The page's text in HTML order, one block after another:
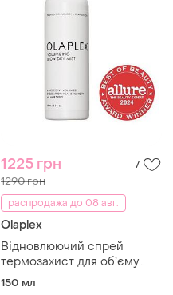
1225 грн 7
1290 грн
распродажа до 08 авг.
Olaplex
Відновлюючий спрей
термозахист для обʼєму
волосся olaplex volumizing
150 мл